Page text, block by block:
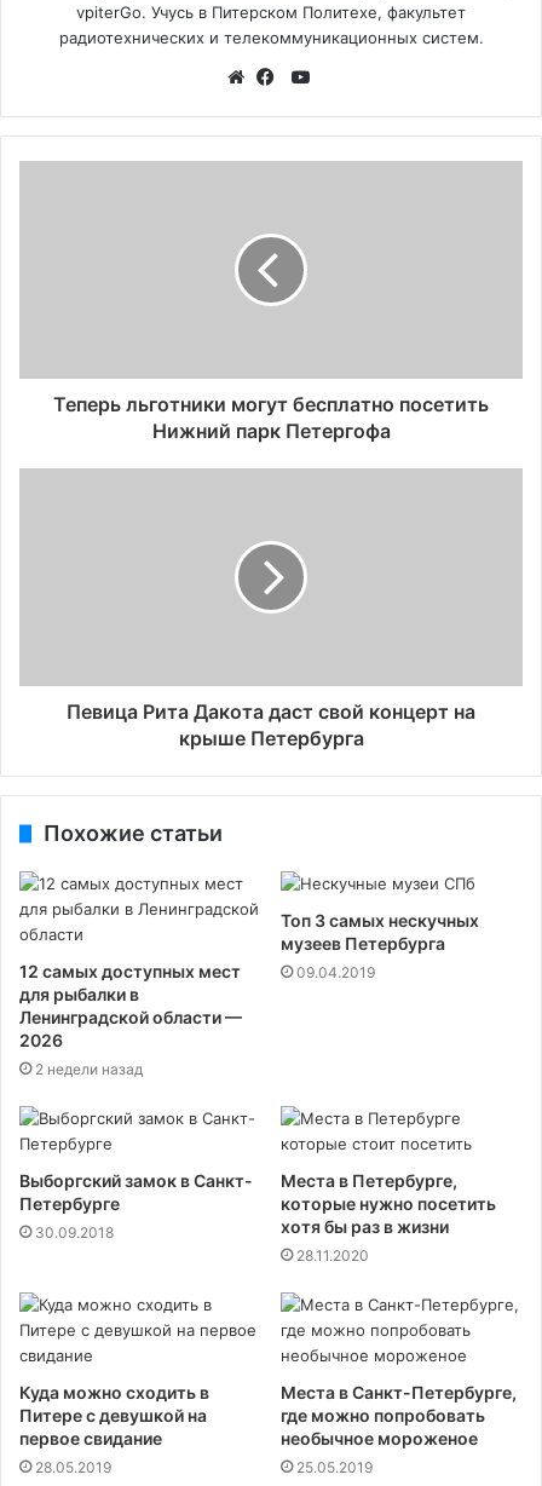
vpiterGo. Учусь в Питерском Политехе, факультет
радиотехнических и телекоммуникационных систем.
YouTube
Теперь льготники могут бесплатно посетить
Нижний парк Петергофа
Певица Рита Дакота даст свой концерт на
крыше Петербурга
Похожие статьи
12 самых доступных мест
для рыбалки в
Ленинградской области —
2026
2 недели назад
Топ 3 самых нескучных
музеев Петербурга
09.04.2019
Выборгский замок в Санкт-
Петербурге
30.09.2018
Места в Петербурге,
которые нужно посетить
хотя бы раз в жизни
28.11.2020
Куда можно сходить в
Питере с девушкой на
первое свидание
28.05.2019
Места в Санкт-Петербурге,
где можно попробовать
необычное мороженое
25.05.2019